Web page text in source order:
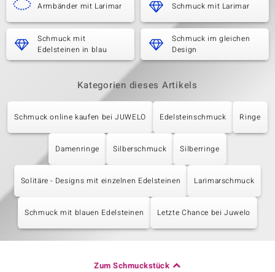
Armbänder mit Larimar Schmuck mit Larimar
Schmuck mit
Edelsteinen in blau
Schmuck im gleichen
Design
Kategorien dieses Artikels
Schmuck online kaufen bei JUWELO Edelsteinschmuck Ringe
Damenringe Silberschmuck Silberringe
Solitäre - Designs mit einzelnen Edelsteinen Larimarschmuck
Schmuck mit blauen Edelsteinen Letzte Chance bei Juwelo
Zum Schmuckstück